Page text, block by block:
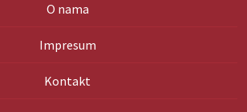
O nama
Impresum
Kontakt